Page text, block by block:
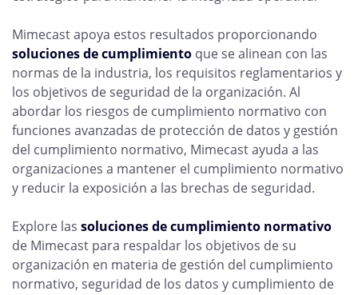
Mimecast apoya estos resultados proporcionando
soluciones de cumplimiento que se alinean con las
normas de la industria, los requisitos reglamentarios y
los objetivos de seguridad de la organización. Al
abordar los riesgos de cumplimiento normativo con
funciones avanzadas de protección de datos y gestión
del cumplimiento normativo, Mimecast ayuda a las
organizaciones a mantener el cumplimiento normativo
y reducir la exposición a las brechas de seguridad.
Explore las soluciones de cumplimiento normativo
de Mimecast para respaldar los objetivos de su
organización en materia de gestión del cumplimiento
normativo, seguridad de los datos y cumplimiento de